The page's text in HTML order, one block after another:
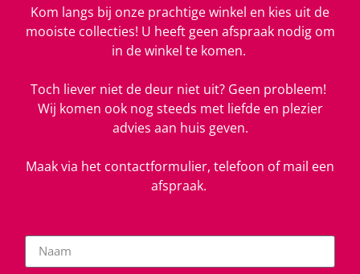
Kom langs bij onze prachtige winkel en kies uit de
mooiste collecties! U heeft geen afspraak nodig om
in de winkel te komen.
Toch liever niet de deur niet uit? Geen probleem!
Wij komen ook nog steeds met liefde en plezier
advies aan huis geven.
Maak via het contactformulier, telefoon of mail een
afspraak.